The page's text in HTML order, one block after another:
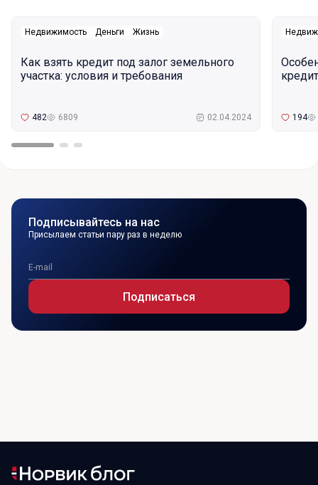
Недвижимость Деньги Жизнь
Как взять кредит под залог земельного
участка: условия и требования
482 6809 02.04.2024 194
Подписывайтесь на нас
Присылаем статьи пару раз в неделю
Подписаться